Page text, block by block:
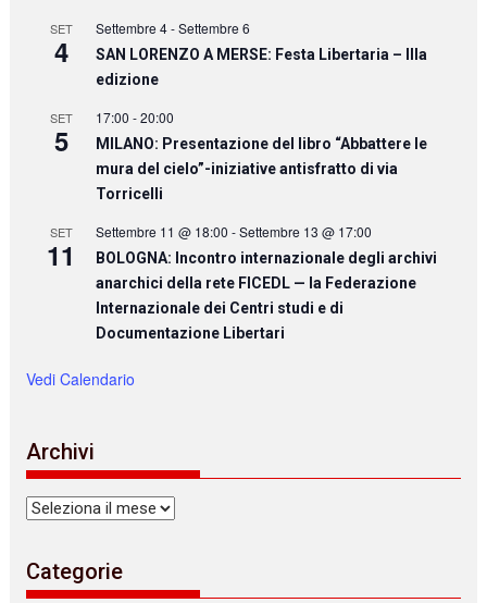
SET
4
Settembre 4-Settembre 6
SAN LORENZO A MERSE: Festa Libertaria – IIIa
edizione
SET
5
17:00 -20:00
MILANO: Presentazione del libro “Abbattere le
mura del cielo”-iniziative antisfratto di via
Torricelli
SET
11
Settembre 11 @ 18:00 -Settembre 13 @ 17:00
BOLOGNA: Incontro internazionale degli archivi
anarchici della rete FICEDL — la Federazione
Internazionale dei Centri studi e di
Documentazione Libertari
Vedi Calendario
Archivi
Archivi
Categorie